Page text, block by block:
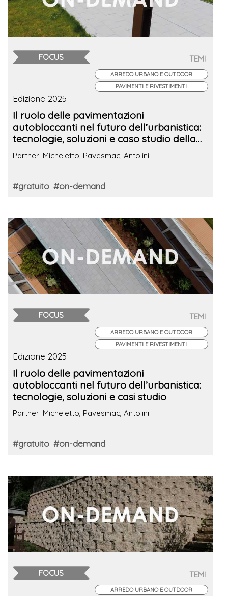
FOCUS TEMI
ARREDO URBANO E OUTDOOR
PAVIMENTI E RIVESTIMENTI
Edizione 2025
Il ruolo delle pavimentazioni
autobloccanti nel futuro dell’urbanistica:
tecnologie, soluzioni e caso studio della
Piazza del Mercato di Brendola
Partner: Micheletto, Pavesmac, Antolini
#gratuito #on-demand
FOCUS TEMI
ARREDO URBANO E OUTDOOR
PAVIMENTI E RIVESTIMENTI
Edizione 2025
Il ruolo delle pavimentazioni
autobloccanti nel futuro dell’urbanistica:
tecnologie, soluzioni e casi studio
Partner: Micheletto, Pavesmac, Antolini
#gratuito #on-demand
FOCUS TEMI
ARREDO URBANO E OUTDOOR